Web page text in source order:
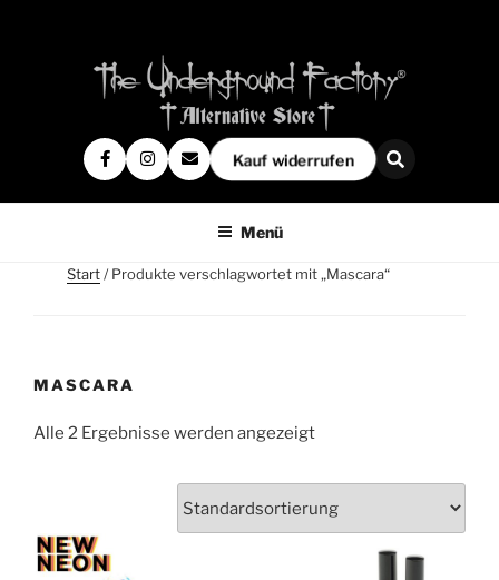
Kauf widerrufen
Menü
Start/ Produkte verschlagwortet mit „Mascara“
MASCARA
Alle 2 Ergebnisse werden angezeigt